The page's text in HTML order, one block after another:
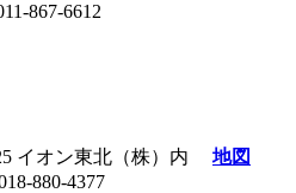
867-6612
イオン東北（株）内 地図
880-4377